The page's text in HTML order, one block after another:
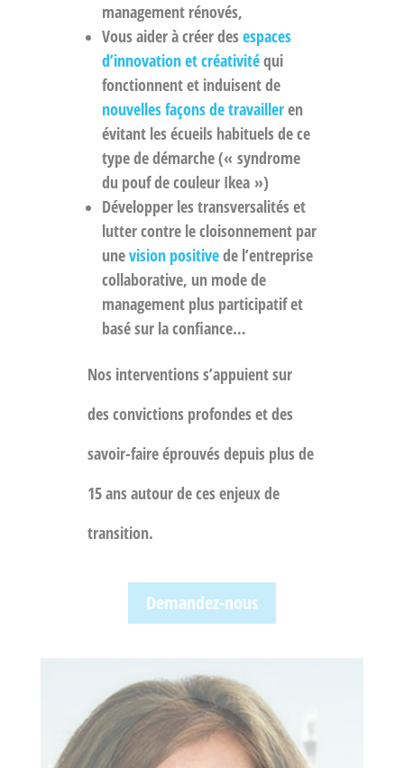
management rénovés,
Vous aider à créer des espaces
d’innovation et créativitéqui
fonctionnent et induisent de
nouvelles façons de travailleren
évitant les écueils habituels de ce
type de démarche (« syndrome
du pouf de couleur Ikea »)
Développer les transversalités et
lutter contre le cloisonnement par
unevision positivede l’entreprise
collaborative, un mode de
management plus participatif et
basé sur la confiance…
Nos interventions s’appuient sur
des convictions profondes et des
savoir-faire éprouvés depuis plus de
15 ans autour de ces enjeux de
transition.
Demandez-nous